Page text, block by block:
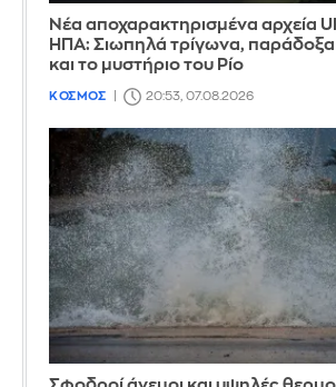
Νέα αποχαρακτηρισμένα αρχεία
ΗΠΑ: Σιωπηλά τρίγωνα,
και το μυστήριο του Ρίο
ΚΟΣΜΟΣ 20:53, 07.08.2026